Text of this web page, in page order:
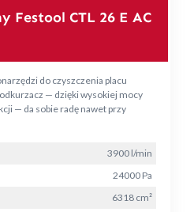
Festool CTL 26 E AC
do czyszczenia placu
— dzięki wysokiej mocy
— da sobie radę nawet przy
3900 l/min
24000 Pa
6318 cm²